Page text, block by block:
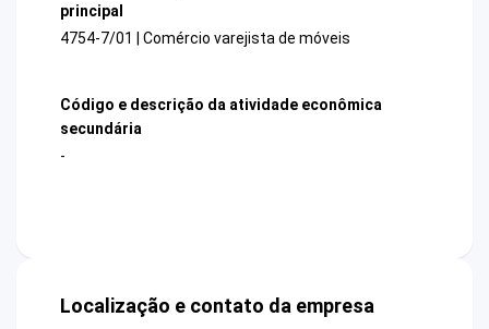
principal
4754-7/01 | Comércio varejista de móveis
Código e descrição da atividade econômica
secundária
-
Localização e contato da empresa